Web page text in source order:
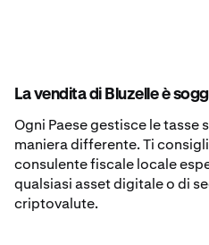
La vendita di Bluzelle è
Ogni Paese gestisce le tasse
maniera differente. Ti
consulente fiscale locale
qualsiasi asset digitale o di
criptovalute.